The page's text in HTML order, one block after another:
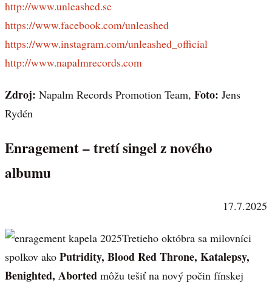
http://www.unleashed.se
https://www.facebook.com/unleashed
https://www.instagram.com/unleashed_official
http://www.napalmrecords.com
Zdroj: Napalm Records Promotion Team, Foto: Jens
Rydén
Enragement – tretí singel z nového
albumu
17.7.2025
Tretieho októbra sa milovníci
spolkov ako Putridity, Blood Red Throne, Katalepsy,
Benighted, Aborted môžu tešiť na nový počin fínskej